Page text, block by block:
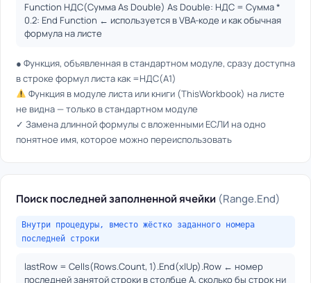
Function НДС(Сумма As Double) As Double: НДС = Сумма *
0.2: End Function ← используется в VBA-коде и как обычная
формула на листе
● Функция, объявленная в стандартном модуле, сразу доступна
в строке формул листа как =НДС(A1)
Функция в модуле листа или книги (ThisWorkbook) на листе
не видна — только в стандартном модуле
✓ Замена длинной формулы с вложенными ЕСЛИ на одно
понятное имя, которое можно переиспользовать
Поиск последней заполненной ячейки (Range.End)
Внутри процедуры, вместо жёстко заданного номера
последней строки
lastRow = Cells(Rows.Count, 1).End(xlUp).Row ← номер
последней занятой строки в столбце A, сколько бы строк ни